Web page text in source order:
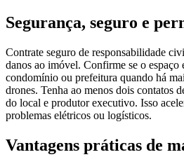
Segurança, seguro e
Contrate seguro de responsabilidade
danos ao imóvel. Confirme se o espaço
condomínio ou prefeitura quando há
drones. Tenha ao menos dois contatos
do local e produtor executivo. Isso
problemas elétricos ou logísticos.
Vantagens práticas de